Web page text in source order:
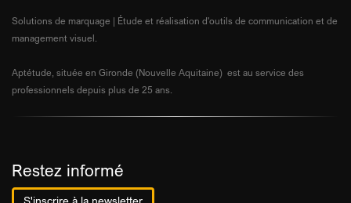
Solutions de marquage | Étude et réalisation d'outils de communication et de
management visuel.
Aptétude, située en Gironde (Nouvelle Aquitaine) est au service des
professionnels depuis plus de 25 ans.
Restez informé